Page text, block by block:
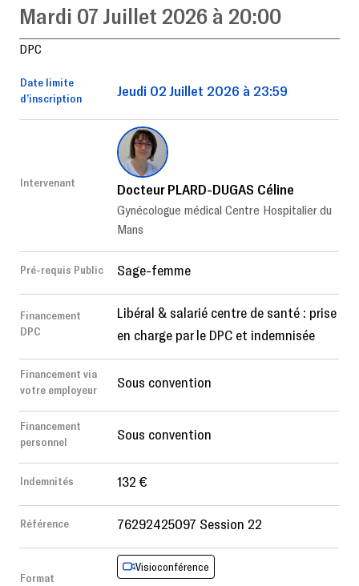
Mardi 07 Juillet 2026 à 20:00
DPC
Date limite
d’inscription
Jeudi 02 Juillet 2026 à 23:59
Intervenant Docteur PLARD-DUGAS Céline
Gynécologue médical Centre Hospitalier du
Mans
Pré-requis Public Sage-femme
Financement
DPC
Libéral & salarié centre de santé : prise
en charge par le DPC et indemnisée
Financement via
votre employeur
Sous convention
Financement
personnel
Sous convention
Indemnités 132 €
Référence 76292425097 Session 22
Format
Visioconférence